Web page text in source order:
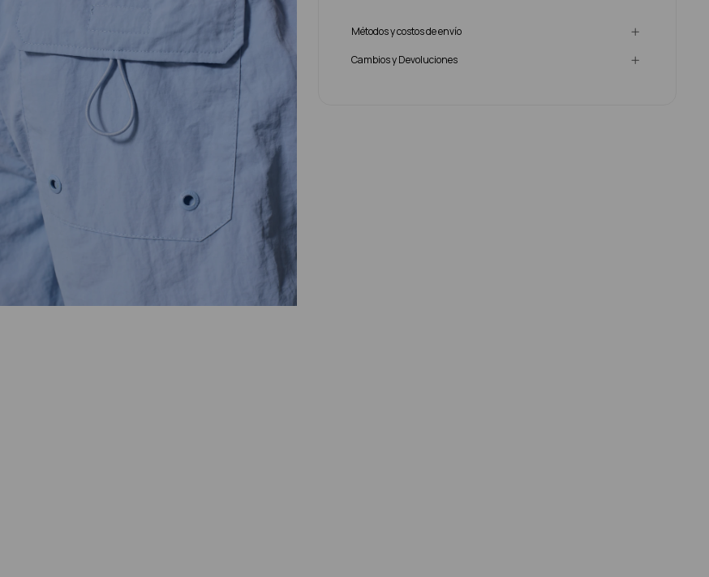
Métodos y costos de envío
Cambios y Devoluciones